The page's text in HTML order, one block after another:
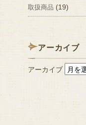
取扱商品 (19)
アーカイブ
アーカイブ